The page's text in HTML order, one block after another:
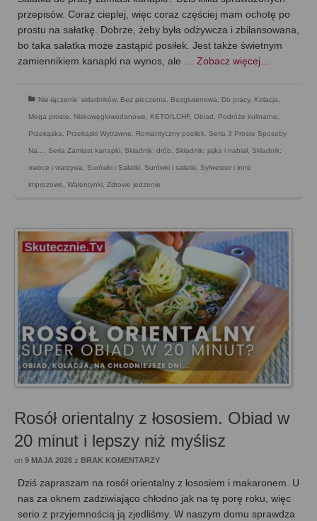
przepisów. Coraz cieplej, więc coraz częściej mam ochotę po
prostu na sałatkę. Dobrze, żeby była odżywcza i zbilansowana,
bo taka sałatka może zastąpić posiłek. Jest także świetnym
zamiennikiem kanapki na wynos, ale … Zobacz więcej…
'Nie-łączenie' składników, Bez pieczenia Bezglutenowa Do pracy, Kolacja
Mega proste Niskowęglowodanowe, KETO/LCHF, Obiad Podróże kulinarne
Przekąska Przekąski Wytrawne Romantyczny posiłek Seria 3 Proste Sposoby
Na... Seria Zamiast kanapki Składnik: drób Składnik: jajka i nabiał Składnik:
owoce i warzywa Surówki i Sałatki Surówki i sałatki Sylwester i inne
imprezowe Walentynki Zdrowe jedzenie
Rosół orientalny z łososiem. Obiad w
20 minut i lepszy niż myślisz
on 9 MAJA 2026 z BRAK KOMENTARZY
Dziś zapraszam na rosół orientalny z łososiem i makaronem. U
nas za oknem zadziwiająco chłodno jak na tę porę roku, więc
serio z przyjemnością ją zjedliśmy. W naszym domu sprawdza